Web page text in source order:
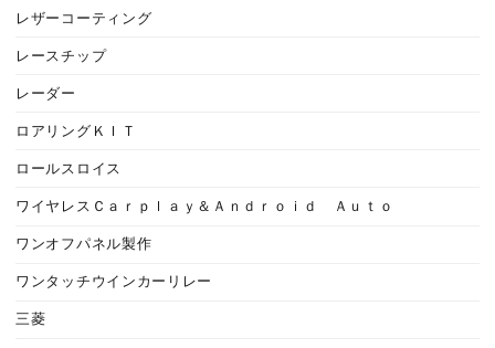
レザーコーティング
レースチップ
レーダー
ロアリングＫＩＴ
ロールスロイス
ワイヤレスＣａｒｐｌａｙ＆Ａｎｄｒｏｉｄ Ａｕｔｏ
ワンオフパネル製作
ワンタッチウインカーリレー
三菱